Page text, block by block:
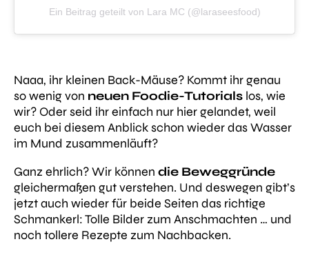
Ein Beitrag geteilt von Lara MC (@laraseesfood)
Naaa, ihr kleinen Back-Mäuse? Kommt ihr genau
so wenig von neuen Foodie-Tutorials los, wie
wir? Oder seid ihr einfach nur hier gelandet, weil
euch bei diesem Anblick schon wieder das Wasser
im Mund zusammenläuft?
Ganz ehrlich?Wir können die Beweggründe
gleichermaßen gut verstehen. Und deswegen gibt’s
jetzt auch wieder für beide Seiten das richtige
Schmankerl: Tolle Bilder zum Anschmachten … und
noch tollere Rezepte zum Nachbacken.